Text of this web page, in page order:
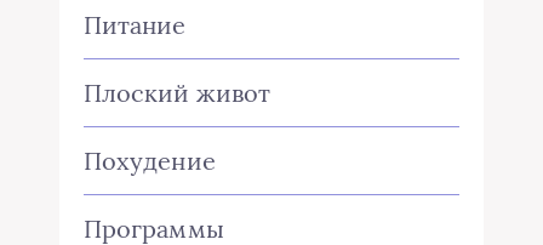
Питание
Плоский живот
Похудение
Программы